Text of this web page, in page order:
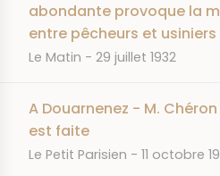
abondante provoque la
entre pêcheurs et usiniers
JOURNAL
Le Matin DATE
29 juillet 1932
A Douarnenez - M.
est faite
JOURNAL
Le Petit Parisien DATE
11 octobre